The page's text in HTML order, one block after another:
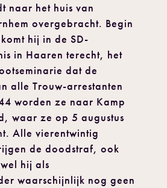
naar het huis van
overgebracht. Begin
hij in de SD-
in Haaren terecht, het
dat de
alle Trouw-arrestanten
worden ze naar Kamp
waar ze op 5 augustus
Alle vierentwintig
de doodstraf, ook
hij als
waarschijnlijk nog geen